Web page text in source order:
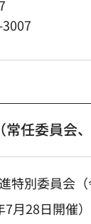
任委員会、
特別委員会（
月28日開催）